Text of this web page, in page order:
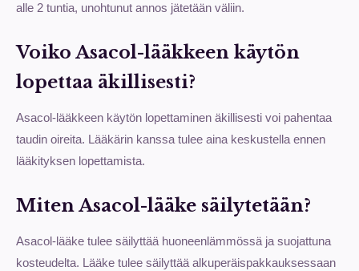
alle 2 tuntia, unohtunut annos jätetään väliin.
Voiko Asacol-lääkkeen käytön
lopettaa äkillisesti?
Asacol-lääkkeen käytön lopettaminen äkillisesti voi pahentaa
taudin oireita. Lääkärin kanssa tulee aina keskustella ennen
lääkityksen lopettamista.
Miten Asacol-lääke säilytetään?
Asacol-lääke tulee säilyttää huoneenlämmössä ja suojattuna
kosteudelta. Lääke tulee säilyttää alkuperäispakkauksessaan